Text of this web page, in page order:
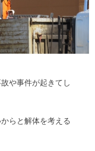
や事件が起きてし
らと解体を考える